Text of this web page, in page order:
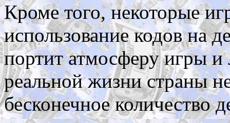
Кроме того, некоторые
использование кодов на
портит атмосферу игры и
реальной жизни страны
бесконечное количество